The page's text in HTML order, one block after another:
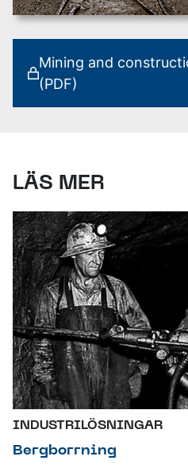
Mining and
(PDF)
LÄS MER
INDUSTRILÖSNINGAR
Bergborrning